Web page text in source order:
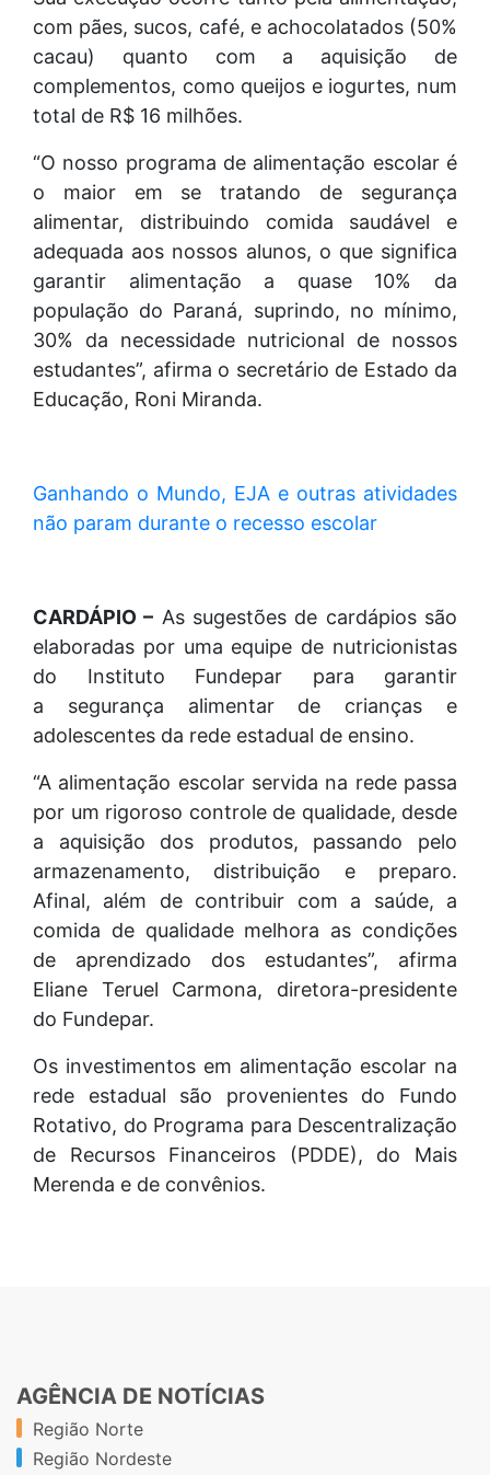
com pães, sucos, café, e achocolatados (50%
cacau) quanto com a aquisição de
complementos, como queijos e iogurtes, num
total de R$ 16 milhões.
“O nosso programa de alimentação escolar é
o maior em se tratando de segurança
alimentar, distribuindo comida saudável e
adequada aos nossos alunos, o que significa
garantir alimentação a quase 10% da
população do Paraná, suprindo, no mínimo,
30% da necessidade nutricional de nossos
estudantes”, afirma o secretário de Estado da
Educação, Roni Miranda.
Ganhando o Mundo, EJA e outras atividades
não param durante o recesso escolar
CARDÁPIO – As sugestões de cardápios são
elaboradas por uma equipe de nutricionistas
do Instituto Fundepar para garantir
a segurança alimentar de crianças e
adolescentes da rede estadual de ensino.
“A alimentação escolar servida na rede passa
por um rigoroso controle de qualidade, desde
a aquisição dos produtos, passando pelo
armazenamento, distribuição e preparo.
Afinal, além de contribuir com a saúde, a
comida de qualidade melhora as condições
de aprendizado dos estudantes”, afirma
Eliane Teruel Carmona, diretora-presidente
do Fundepar.
Os investimentos em alimentação escolar na
rede estadual são provenientes do Fundo
Rotativo, do Programa para Descentralização
de Recursos Financeiros (PDDE), do Mais
Merenda e de convênios.
AGÊNCIA DE NOTÍCIAS
Região Norte
Região Nordeste